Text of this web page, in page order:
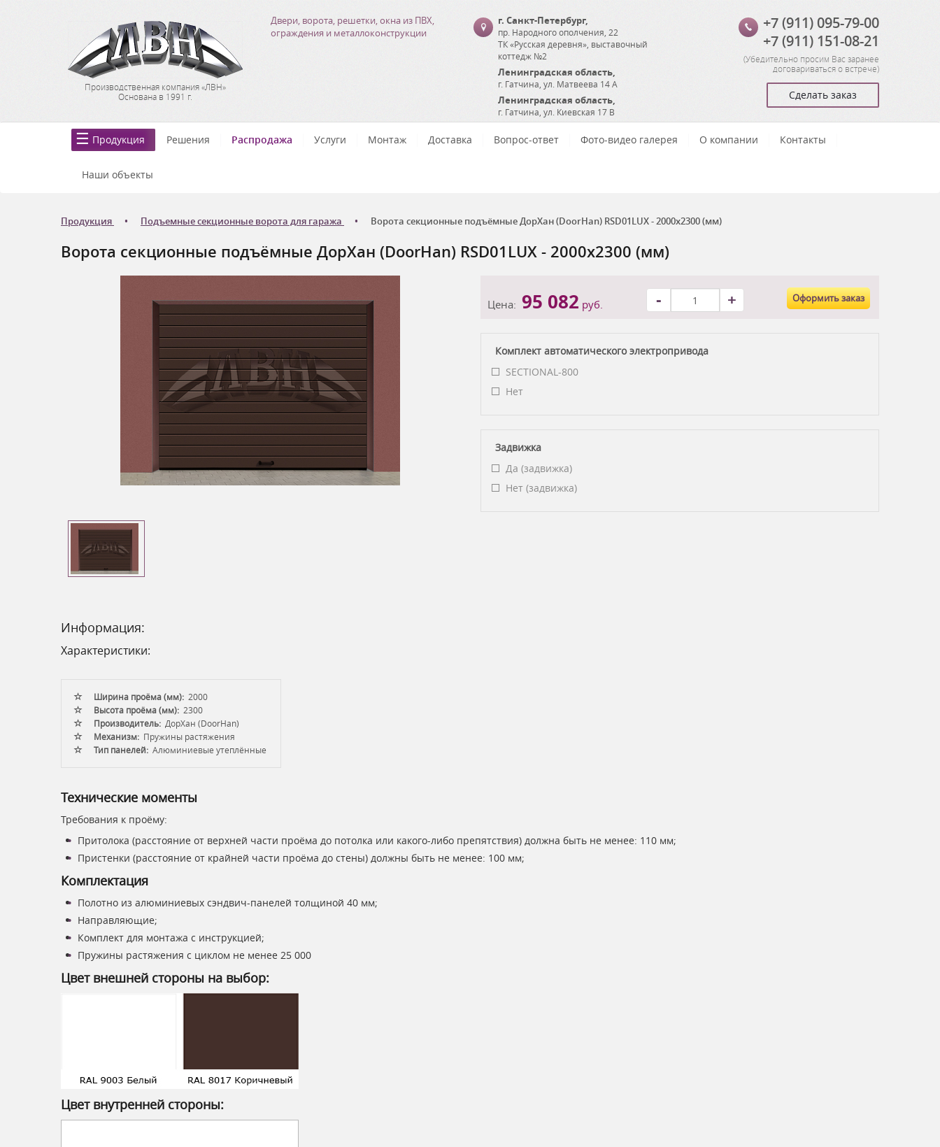
Производственная компания «ЛВН»
Основана в 1991 г.
Двери, ворота, решетки, окна из ПВХ,
ограждения и металлоконструкции
г. Санкт-Петербург,
пр. Народного ополчения, 22
ТК «Русская деревня», выставочный
коттедж №2
Ленинградская область,
г. Гатчина ул. Матвеева 14 А
Ленинградская область,
г. Гатчина ул. Киевская 17 В
+7 (911) 095-79-00
+7 (911) 151-08-21
(Убедительно просим Вас заранее
договариваться о встрече)
Сделать заказ
Продукция Решения Распродажа Услуги Монтаж Доставка Вопрос-ответ Фото-видео галерея О компании Контакты
Наши объекты
Продукция Подъемные секционные ворота для гаража Ворота секционные подъёмные ДорХан (DoorHan) RSD01LUX - 2000x2300 (мм)
Ворота секционные подъёмные ДорХан (DoorHan) RSD01LUX - 2000x2300 (мм)
Цена: 95 082 руб. - + Оформить заказ
Комплект автоматического электропривода
SECTIONAL-800
Нет
Задвижка
Да (задвижка)
Нет (задвижка)
Информация:
Характеристики:
Ширина проёма (мм): 2000
Высота проёма (мм): 2300
Производитель: ДорХан (DoorHan)
Механизм: Пружины растяжения
Тип панелей: Алюминиевые утеплённые
Технические моменты
Требования к проёму:
Притолока (расстояние от верхней части проёма до потолка или какого-либо препятствия) должна быть не менее: 110 мм;
Пристенки (расстояние от крайней части проёма до стены) должны быть не менее: 100 мм;
Комплектация
Полотно из алюминиевых сэндвич-панелей толщиной 40 мм;
Направляющие;
Комплект для монтажа с инструкцией;
Пружины растяжения с циклом не менее 25 000
Цвет внешней стороны на выбор:
Цвет внутренней стороны: